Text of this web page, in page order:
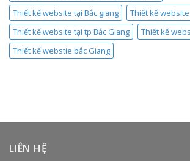
Thiết kế website tại Bắc giang
Thiết kế
Thiết kế website tại tp Bắc Giang
Thiết kế
Thiết kế webstie bắc Giang
LIÊN HỆ